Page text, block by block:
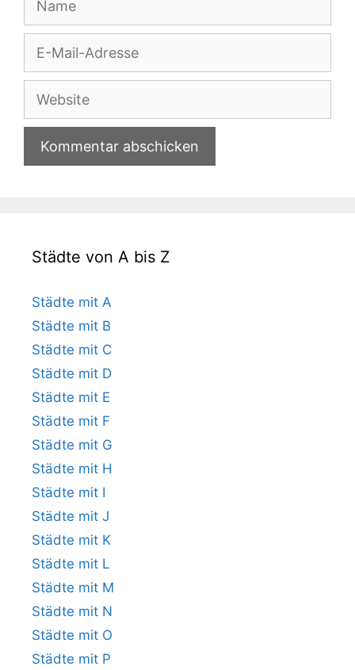
Adresse
Website
Städte von A bis Z
Städte mit A
Städte mit B
Städte mit C
Städte mit D
Städte mit E
Städte mit F
Städte mit G
Städte mit H
Städte mit I
Städte mit J
Städte mit K
Städte mit L
Städte mit M
Städte mit N
Städte mit O
Städte mit P